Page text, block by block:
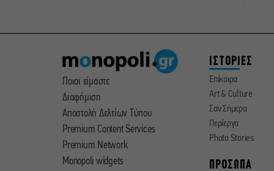
Ποιοι είμαστε
Διαφήμιση
Αποστολή Δελτίων Τύπου
Premium Content Services
Premium Network
Monopoli widgets
ΙΣΤΟΡΙΕΣ
Επίκαιρα
Art & Culture
Σαν Σήμερα
Περίεργα
Photo Stories
ΠΡΟΣΩΠΑ